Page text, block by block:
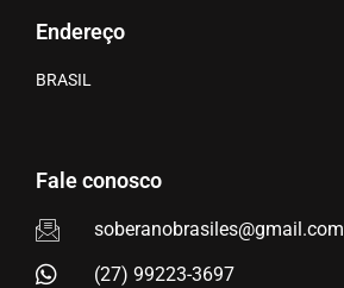
Endereço
BRASIL
Fale conosco
soberanobrasiles@gmail.com
(27) 99223-3697